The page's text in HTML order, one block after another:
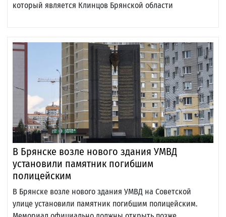
который является Клинцов Брянской области
В Брянске возле нового здания УМВД
установили памятник погибшим
полицейским
В Брянске возле нового здания УМВД на Советской
улице установили памятник погибшим полицейским.